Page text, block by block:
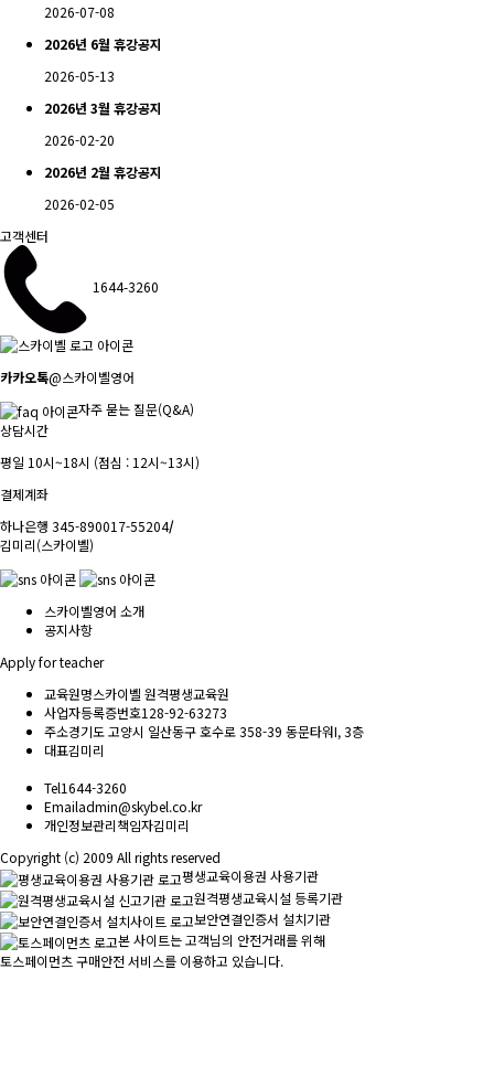
2026-07-08
2026년 6월 휴강공지
2026-05-13
2026년 3월 휴강공지
2026-02-20
2026년 2월 휴강공지
2026-02-05
고객센터
1644-3260
카카오톡@스카이벨영어
자주 묻는 질문(Q&A)
상담시간
평일 10시~18시 (점심 : 12시~13시)
결제계좌
하나은행 345-890017-55204/
김미리(스카이벨)
스카이벨영어 소개
공지사항
Apply for teacher
교육원명스카이벨 원격평생교육원
사업자등록증번호128-92-63273
주소경기도 고양시 일산동구 호수로 358-39 동문타워I, 3층
대표김미리
Tel1644-3260
Emailadmin@skybel.co.kr
개인정보관리책임자김미리
Copyright (c) 2009 All rights reserved
평생교육이용권 사용기관
원격평생교육시설 등록기관
보안연결인증서 설치기관
본 사이트는 고객님의 안전거래를 위해
토스페이먼츠 구매안전 서비스를 이용하고 있습니다.